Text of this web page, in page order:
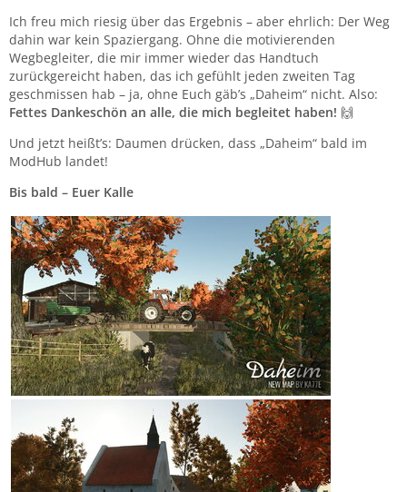
Ich freu mich riesig über das Ergebnis – aber ehrlich: Der Weg
dahin war kein Spaziergang. Ohne die motivierenden
Wegbegleiter, die mir immer wieder das Handtuch
zurückgereicht haben, das ich gefühlt jeden zweiten Tag
geschmissen hab – ja, ohne Euch gäb’s „Daheim“ nicht. Also:
Fettes Dankeschön an alle, die mich begleitet haben! 🙌
Und jetzt heißt’s: Daumen drücken, dass „Daheim“ bald im
ModHub landet!
Bis bald – Euer Kalle